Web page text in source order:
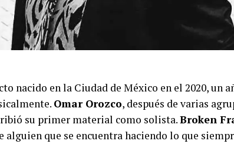
nacido en la Ciudad de México en el 2020, un
Omar Orozco, después de varias
su primer material como solista.Broken
que se encuentra haciendo lo que